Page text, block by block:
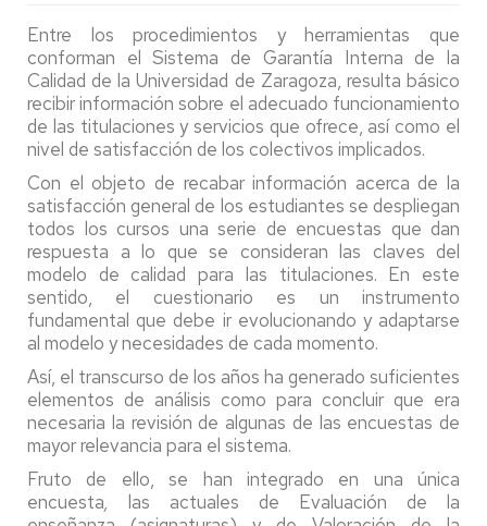
Entre los procedimientos y herramientas que
conforman el Sistema de Garantía Interna de la
Calidad de la Universidad de Zaragoza, resulta básico
recibir información sobre el adecuado funcionamiento
de las titulaciones y servicios que ofrece, así como el
nivel de satisfacción de los colectivos implicados.
Con el objeto de recabar información acerca de la
satisfacción general de los estudiantes se despliegan
todos los cursos una serie de encuestas que dan
respuesta a lo que se consideran las claves del
modelo de calidad para las titulaciones. En este
sentido, el cuestionario es un instrumento
fundamental que debe ir evolucionando y adaptarse
al modelo y necesidades de cada momento.
Así, el transcurso de los años ha generado suficientes
elementos de análisis como para concluir que era
necesaria la revisión de algunas de las encuestas de
mayor relevancia para el sistema.
Fruto de ello, se han integrado en una única
encuesta, las actuales de Evaluación de la